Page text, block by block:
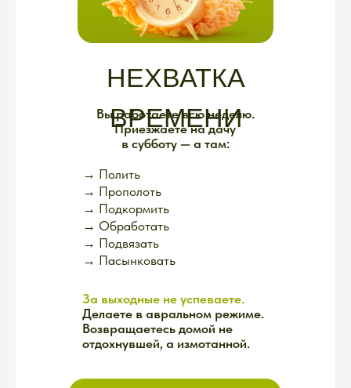
Живые ситуации, которые
нельзя предугадать
Вопросы, которые
РЕАЛЬНАЯ